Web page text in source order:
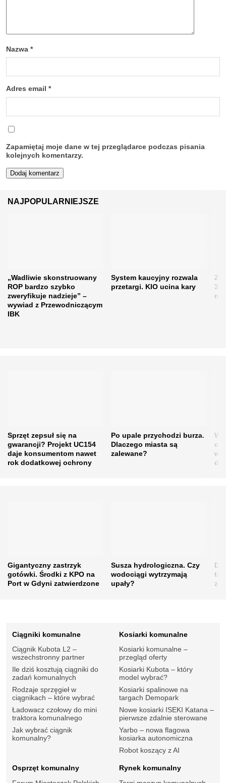
Nazwa *
Adres email *
Zapamiętaj moje dane w tej przeglądarce podczas pisania
kolejnych komentarzy.
NAJPOPULARNIEJSZE
„Wadliwie skonstruowany
ROP bardzo szybko
zweryfikuje nadzieje” –
wywiad z Przewodniczącym
IBK
System kaucyjny rozwala
przetargi. KIO ucina kary
31
Sprzęt zepsuł się na
gwarancji? Projekt UC154
daje konsumentom nawet
rok dodatkowej ochrony
Po upale przychodzi burza.
Dlaczego miasta są
zalewane?
w
do
Gigantyczny zastrzyk
gotówki. Środki z KPO na
Port w Gdyni zatwierdzone
Susza hydrologiczna. Czy
wodociągi wytrzymają
upały?
Ciągniki komunalne
Ciągnik Kubota L2 –
wszechstronny partner
Ile dziś kosztują ciągniki do
zadań komunalnych
Rodzaje sprzęgieł w
ciągnikach – które wybrać
Ładowacz czołowy do mini
traktora komunalnego
Jak wybrać ciągnik
komunalny?
Kosiarki komunalne
Kosiarki komunalne –
przegląd oferty
Kosiarki Kubota – który
model wybrać?
Kosiarki spalinowe na
targach Demopark
Nowe kosiarki ISEKI Katana –
pierwsze zdalnie sterowane
Yarbo – nowa flagowa
kosiarka autonomiczna
Robot koszący z AI
Osprzęt komunalny
Rynek komunalny